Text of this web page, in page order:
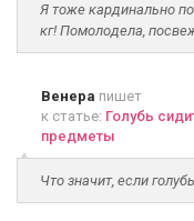
Я тоже кардинально
кг! Помолодела,
Венера пишет
к статье: Голубь
предметы
Что значит, если